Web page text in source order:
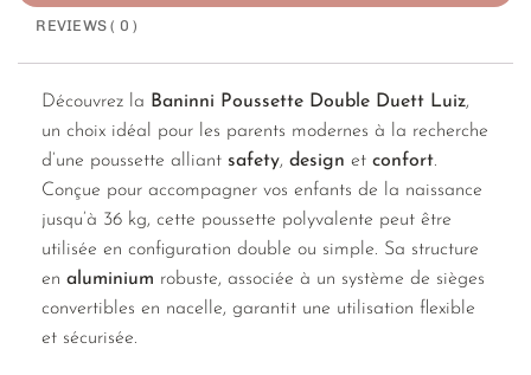
REVIEWS ( 0 )
Découvrez la Baninni Poussette Double Duett Luiz,
un choix idéal pour les parents modernes à la recherche
d’une poussette alliant safety, design et confort.
Conçue pour accompagner vos enfants de la naissance
jusqu’à 36 kg, cette poussette polyvalente peut être
utilisée en configuration double ou simple. Sa structure
en aluminium robuste, associée à un système de sièges
convertibles en nacelle, garantit une utilisation flexible
et sécurisée.